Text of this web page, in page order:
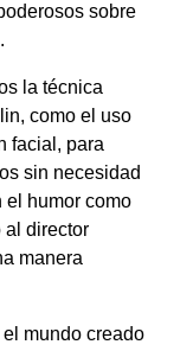
sobre
la técnica
como el uso
facial, para
sin necesidad
el humor como
al director
manera
mundo creado